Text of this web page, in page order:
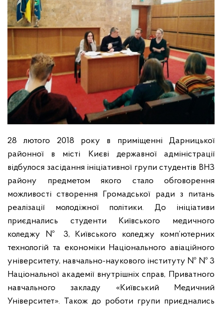
28 лютого 2018 року в приміщенні Дарницької
районної в місті Києві державної адміністрації
відбулося засідання ініціативної групи студентів ВНЗ
району предметом якого стало обговорення
можливості створення Громадської ради з питань
реалізації молодіжної політики. До ініціативи
приєднались студенти Київського медичного
коледжу № 3, Київського коледжу комп’ютерних
технологій та економіки Національного авіаційного
університету, навчально-наукового інституту № № 3
Національної академії внутрішніх справ, Приватного
навчального закладу «Київський Медичний
Університет». Також до роботи групи приєднались